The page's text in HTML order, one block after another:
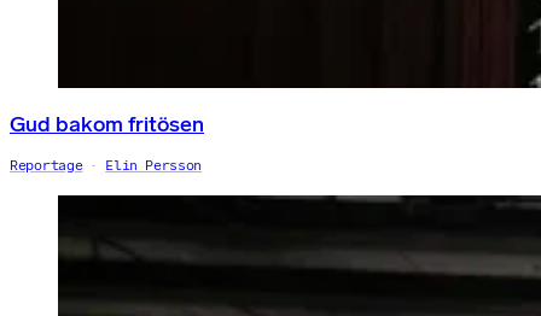
Gud bakom fritösen
Reportage Elin Persson